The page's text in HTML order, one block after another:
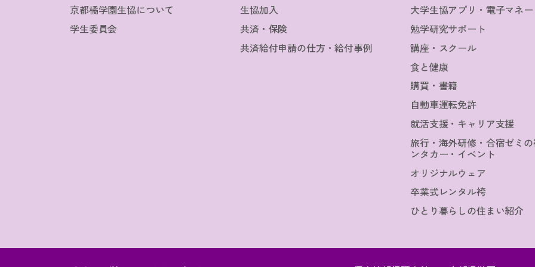
京都橘学園生協について
学生委員会
生協加入
共済・保険
共済給付申請の仕方・給付事例
大学生協アプリ・電子マネー
勉学研究サポート
講座・スクール
食と健康
購買・書籍
自動車運転免許
就活支援・キャリア支援
旅行・海外研修・合宿ゼミ
ンタカー・イベント
オリジナルウェア
卒業式レンタル袴
ひとり暮らしの住まい紹介